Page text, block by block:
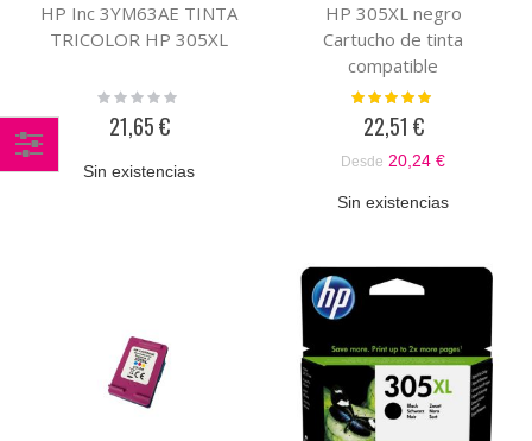
HP Inc 3YM63AE TINTA
TRICOLOR HP 305XL
Rating:
21,65 €
Sin existencias
HP 305XL negro
Cartucho de tinta
compatible
Valoración:
22,51 €
Desde 20,24 €
Sin existencias
Comprar